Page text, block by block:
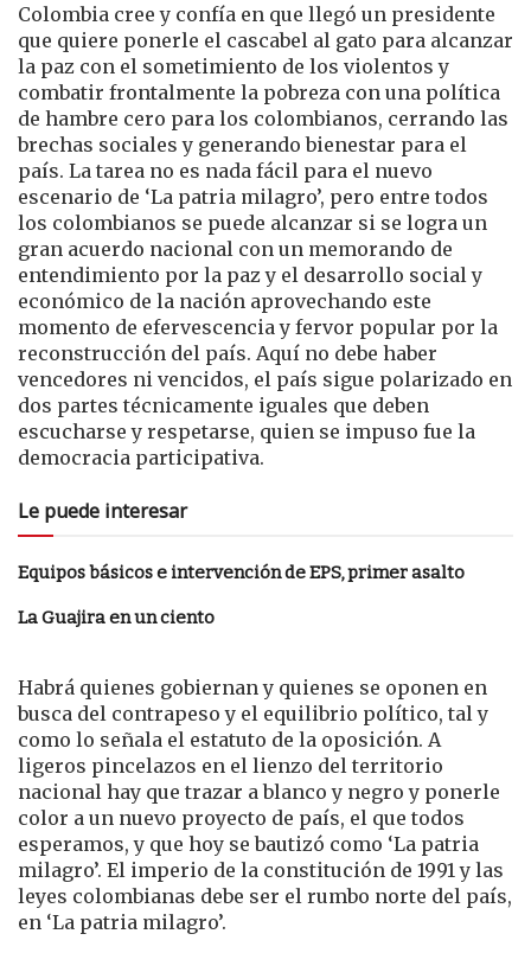
Colombia cree y confía en que llegó un presidente
que quiere ponerle el cascabel al gato para alcanzar
la paz con el sometimiento de los violentos y
combatir frontalmente la pobreza con una política
de hambre cero para los colombianos, cerrando las
brechas sociales y generando bienestar para el
país. La tarea no es nada fácil para el nuevo
escenario de ‘La patria milagro’, pero entre todos
los colombianos se puede alcanzar si se logra un
gran acuerdo nacional con un memorando de
entendimiento por la paz y el desarrollo social y
económico de la nación aprovechando este
momento de efervescencia y fervor popular por la
reconstrucción del país. Aquí no debe haber
vencedores ni vencidos, el país sigue polarizado en
dos partes técnicamente iguales que deben
escucharse y respetarse, quien se impuso fue la
democracia participativa.
Le puede interesar
Equipos básicos e intervención de EPS, primer asalto
La Guajira en un ciento
Habrá quienes gobiernan y quienes se oponen en
busca del contrapeso y el equilibrio político, tal y
como lo señala el estatuto de la oposición. A
ligeros pincelazos en el lienzo del territorio
nacional hay que trazar a blanco y negro y ponerle
color a un nuevo proyecto de país, el que todos
esperamos, y que hoy se bautizó como ‘La patria
milagro’. El imperio de la constitución de 1991 y las
leyes colombianas debe ser el rumbo norte del país,
en ‘La patria milagro’.